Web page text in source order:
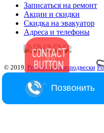
Записаться на ремонт
Акции и скидки
Скидка на эвакуатор
Адреса и телефоны
© 2019, Ремонт пневмоподвески
Позвонить